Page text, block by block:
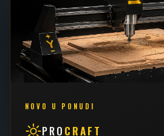
022 / 2 - 102 - 111
062 / 426 - 034
NOVO U PONUDI
PRO CRAFT